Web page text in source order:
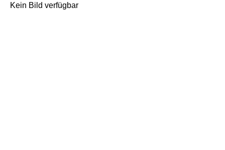
Kein Bild verfügbar